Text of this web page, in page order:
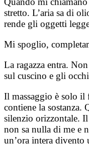
stretto. L’aria sa di
rende gli oggetti
Mi spoglio,
La ragazza entra.
sul cuscino e gli
Il massaggio è solo il
contiene la sostanza.
silenzio orizzontale.
non sa nulla di me e
un’ora intera divento